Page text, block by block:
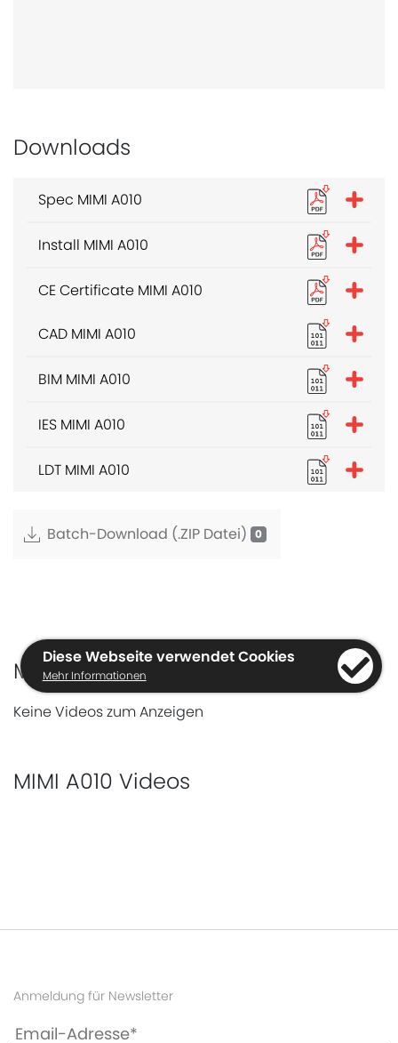
Downloads
Spec MIMI A010
Install MIMI A010
CE Certificate MIMI A010
CAD MIMI A010
BIM MIMI A010
IES MIMI A010
LDT MIMI A010
Batch-Download (.ZIP Datei)
MIMI Familienvideos
Keine Videos zum Anzeigen
MIMI A010 Videos
Anmeldung für Newsletter
Diese Webseite verwendet Cookies
Mehr Informationen